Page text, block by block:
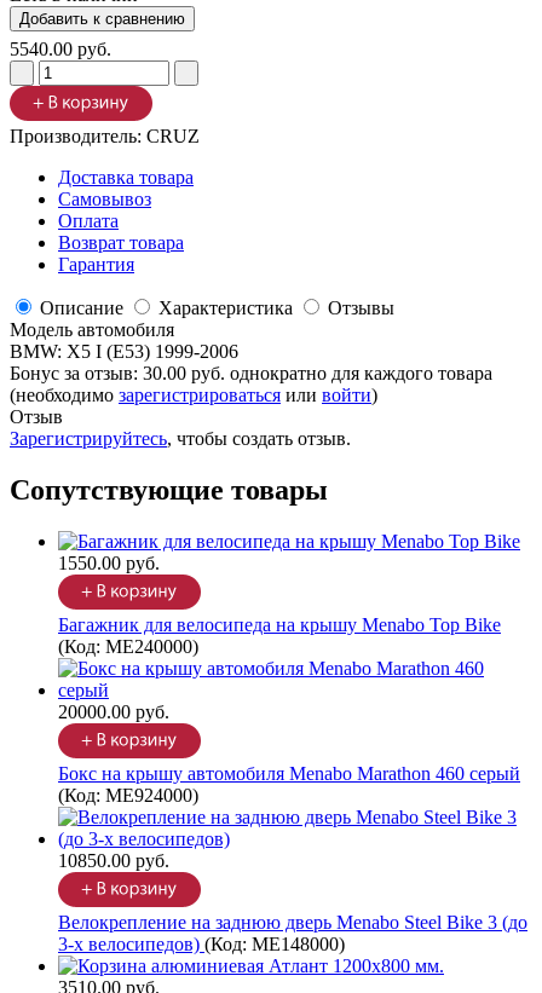
5540.00 руб.
Производитель: CRUZ
Доставка товара
Самовывоз
Оплата
Возврат товара
Гарантия
Описание Характеристика
Отзывы
Модель автомобиля
BMW: X5 I (E53) 1999-2006
Бонус за отзыв: 30.00 руб. однократно для каждого товара
(необходимо зарегистрироваться или войти)
Отзыв
Зарегистрируйтесь, чтобы создать отзыв.
Сопутствующие товары
1550.00 руб.
Багажник для велосипеда на крышу Menabo Top Bike
(Код: ME240000)
20000.00 руб.
Бокс на крышу автомобиля Menabo Marathon 460 серый
(Код: ME924000)
10850.00 руб.
Велокрепление на заднюю дверь Menabo Steel Bike 3 (до
3-х велосипедов) (Код: ME148000)
3510.00 руб.